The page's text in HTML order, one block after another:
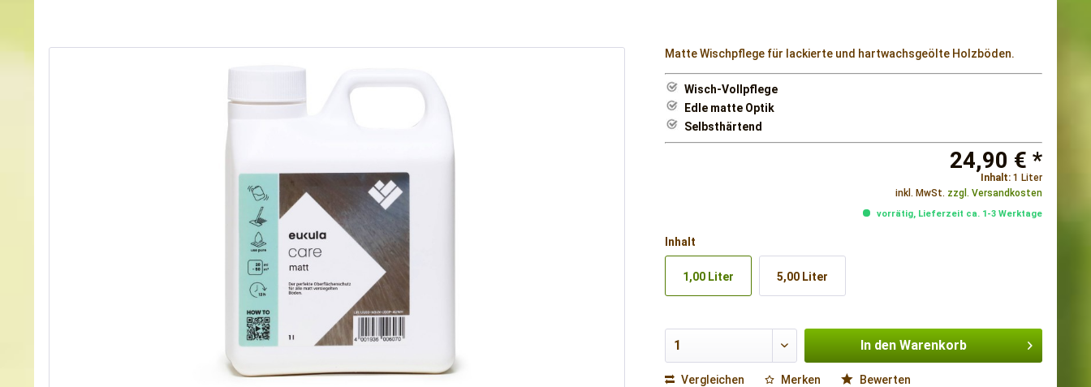
Matte Wischpflege für lackierte und hartwachsgeölte Holzböden.
Wisch-Vollpflege
Edle matte Optik
Selbsthärtend
24,90 € *
Inhalt: 1 Liter
inkl. MwSt. zzgl. Versandkosten
vorrätig, Lieferzeit ca. 1-3 Werktage
Inhalt
1,00 Liter 5,00 Liter
In den Warenkorb
Vergleichen Merken Bewerten